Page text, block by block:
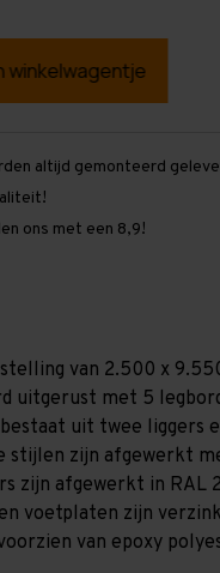
altijd gemonteerd
ons met een 8,9!
van 2.500 x
uitgerust met 5
uit twee liggers
stijlen zijn afgewerkt
zijn afgewerkt in RAL
voetplaten zijn
van epoxy